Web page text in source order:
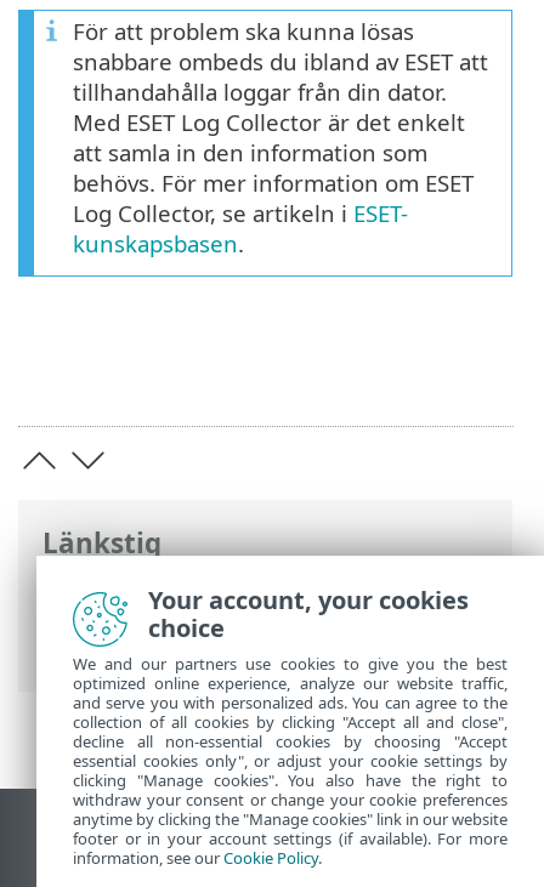
Länkstig
ESET onlinehjälp>ESET NOD32 Antivirus
Avancerade inställningar
> Loggfiler
För att problem ska kunna lösas
snabbare ombeds du ibland av ESET att
tillhandahålla loggar från din dator.
Med ESET Log Collector är det enkelt
att samla in den information som
behövs. För mer information om ESET
Log Collector, se artikeln i ESET-
kunskapsbasen.
Visa skrivbords-webbplats
End of Life
Your account, your cookies
choice
We and our partners use cookies to give you the best
optimized online experience, analyze our website traffic,
and serve you with personalized ads. You can agree to the
collection of all cookies by clicking "Accept all and close",
decline all non-essential cookies by choosing "Accept
essential cookies only", or adjust your cookie settings by
clicking "Manage cookies". You also have the right to
withdraw your consent or change your cookie preferences
anytime by clicking the "Manage cookies" link in our website
footer or in your account settings (if available). For more
information, see ourCookie Policy.